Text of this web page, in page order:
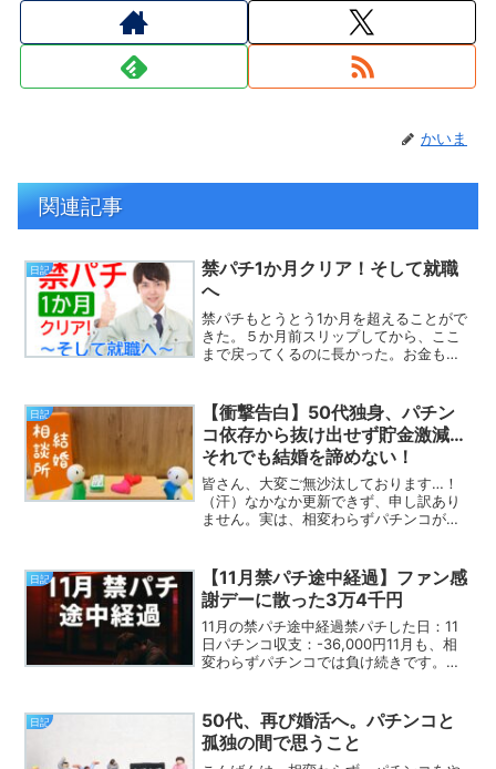
かいま
関連記事
日記
禁パチ1か月クリア！そして就職
へ
禁パチもとうとう1か月を超えることがで
きた。５か月前スリップしてから、ここ
まで戻ってくるのに長かった。お金も時
ま、勝ったり負けたりを繰り返していた
ら、まだ続けていて貯金...
日記
【衝撃告白】50代独身、パチン
コ依存から抜け出せず貯金激減…
それでも結婚を諦めない！
皆さん、大変ご無沙汰しております…！
（汗）なかなか更新できず、申し訳あり
ません。実は、相変わらずパチンコが辞
ります…（苦笑）。最近のパチンコやス
ロットは、一撃の爆発力ば...
日記
【11月禁パチ途中経過】ファン感
謝デーに散った3万4千円
11月の禁パチ途中経過禁パチした日：11
日パチンコ収支：-36,000円11月も、相
変わらずパチンコでは負け続きです。原
デー」。特に16日は “6のつく日” ...
日記
50代、再び婚活へ。パチンコと
孤独の間で思うこと